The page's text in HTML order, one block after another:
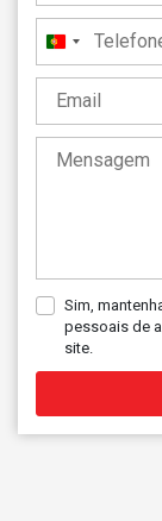
Portugal
+351
Sim,
pessoais de
site.